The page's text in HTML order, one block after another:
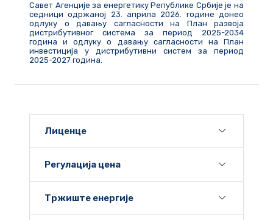
Савет Агенције за енергетику Републике Србије је на
седници одржаној 23. априла 2026. године донео
одлуку о давању сагласности на План развоја
дистрибутивног система за период 2025-2034
година и одлуку о давању сагласности на План
инвестиција у дистрибутивни систем за период
2025-2027 година.
Лиценце
Регулација цена
Тржиште енергије